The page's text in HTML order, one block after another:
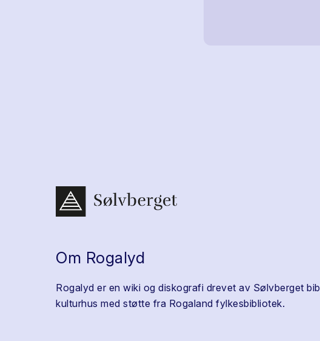
Om Rogalyd
Rogalyd er en wiki og diskografi drevet av Sølvberget
kulturhus med støtte fra Rogaland fylkesbibliotek.